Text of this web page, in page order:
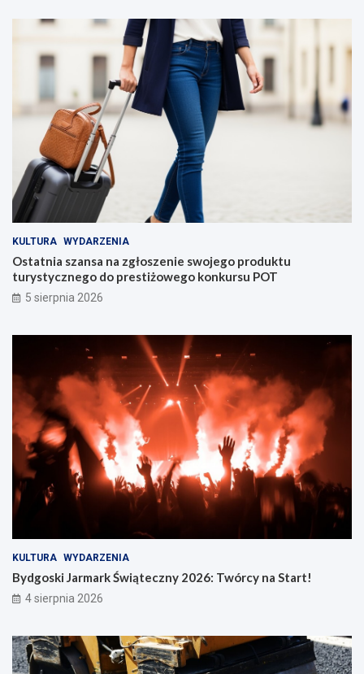
KULTURA WYDARZENIA
Ostatnia szansa na zgłoszenie swojego produktu
turystycznego do prestiżowego konkursu POT
5 sierpnia 2026
KULTURA WYDARZENIA
Bydgoski Jarmark Świąteczny 2026: Twórcy na Start!
4 sierpnia 2026